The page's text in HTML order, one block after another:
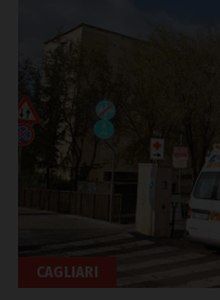
CAGLIARI